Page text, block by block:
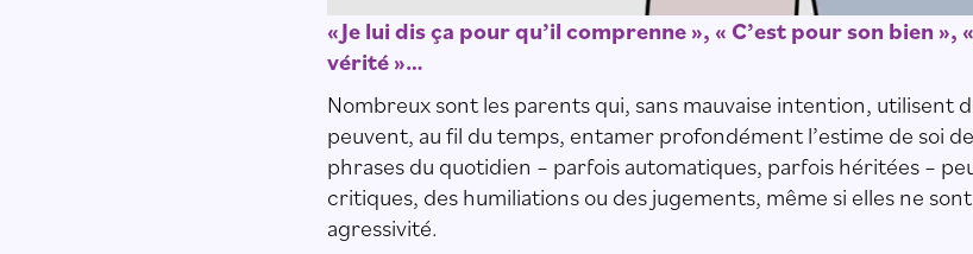
« Je lui dis ça pour qu’il comprenne », « C’est pour son bien »,
vérité »…
Nombreux sont les parents qui, sans mauvaise intention, utilisent
peuvent, au fil du temps, entamer profondément l’estime de soi
phrases du quotidien – parfois automatiques, parfois héritées –
critiques, des humiliations ou des jugements, même si elles ne
agressivité.